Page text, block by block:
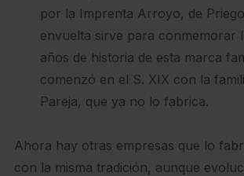
por la Imprenta Arroyo, de
envuelta sirve para conmemorar
años de historia de esta marca
comenzó en el S. XIX con la
Pareja, que ya no lo fabrica.
Ahora hay otras empresas que lo
con la misma tradición, aunque